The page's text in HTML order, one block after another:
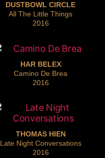
DUSTBOWL CIRCLE
All The Little Things
2016
HAR BELEX
Camino De Brea
2016
THOMAS HIEN
Late Night Conversations
2016